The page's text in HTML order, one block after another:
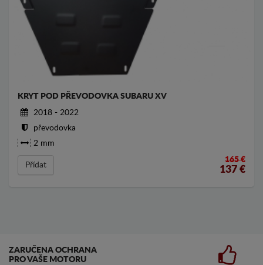
KRYT POD PŘEVODOVKA SUBARU XV
2018 - 2022
převodovka
2 mm
Přídat
165 €
137 €
ZARUČENA OCHRANA
PRO VAŠE MOTORU